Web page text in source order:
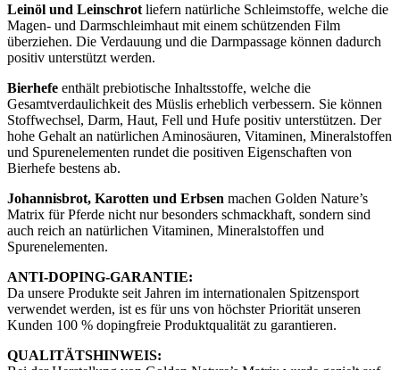
Leinöl und Leinschrot liefern natürliche Schleimstoffe, welche die
Magen- und Darmschleimhaut mit einem schützenden Film
überziehen. Die Verdauung und die Darmpassage können dadurch
positiv unterstützt werden.
Bierhefe enthält prebiotische Inhaltsstoffe, welche die
Gesamtverdaulichkeit des Müslis erheblich verbessern. Sie können
Stoffwechsel, Darm, Haut, Fell und Hufe positiv unterstützen. Der
hohe Gehalt an natürlichen Aminosäuren, Vitaminen, Mineralstoffen
und Spurenelementen rundet die positiven Eigenschaften von
Bierhefe bestens ab.
Johannisbrot, Karotten und Erbsen machen Golden Nature’s
Matrix für Pferde nicht nur besonders schmackhaft, sondern sind
auch reich an natürlichen Vitaminen, Mineralstoffen und
Spurenelementen.
ANTI-DOPING-GARANTIE:
Da unsere Produkte seit Jahren im internationalen Spitzensport
verwendet werden, ist es für uns von höchster Priorität unseren
Kunden 100 % dopingfreie Produktqualität zu garantieren.
QUALITÄTSHINWEIS: